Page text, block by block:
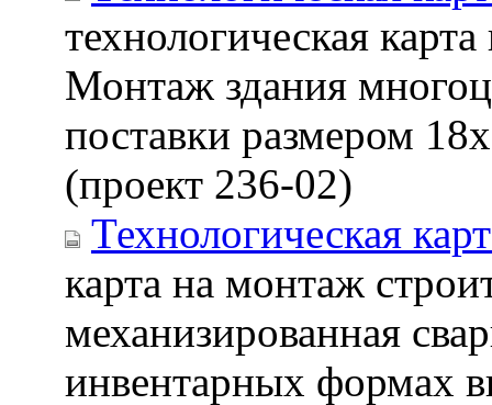
технологическая
Монтаж здания
поставки размером
(проект 236-02)
Технологическая
карта на монтаж
механизированная
инвентарных формах